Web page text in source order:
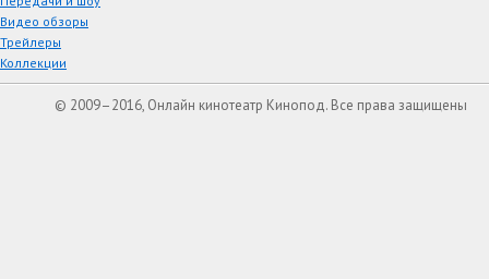
Видео обзоры
Трейлеры
Коллекции
© 2009–2016, Онлайн кинотеатр Кинопод. Все права защищены